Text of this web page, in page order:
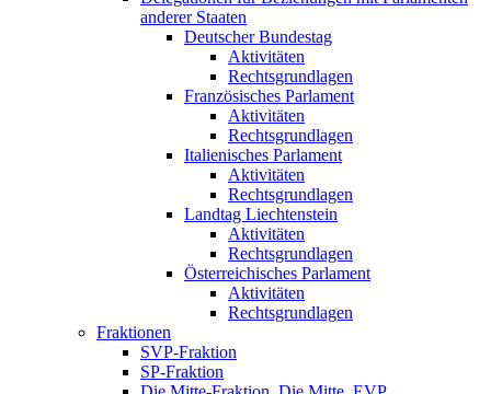
anderer Staaten
Deutscher Bundestag
Aktivitäten
Rechtsgrundlagen
Französisches Parlament
Aktivitäten
Rechtsgrundlagen
Italienisches Parlament
Aktivitäten
Rechtsgrundlagen
Landtag Liechtenstein
Aktivitäten
Rechtsgrundlagen
Österreichisches Parlament
Aktivitäten
Rechtsgrundlagen
Fraktionen
SVP-Fraktion
SP-Fraktion